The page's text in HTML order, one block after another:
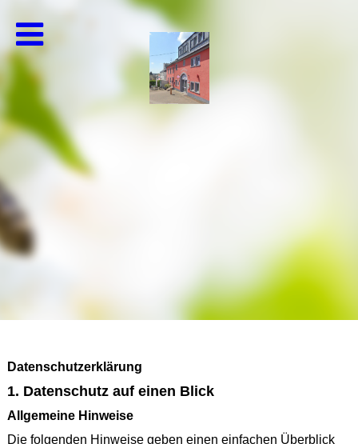
Datenschutzerklärung
1. Datenschutz auf einen Blick
Allgemeine Hinweise
Die folgenden Hinweise geben einen einfachen Überblick